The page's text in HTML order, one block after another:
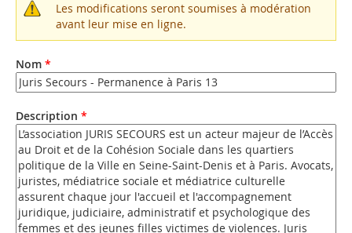
Message
d'avertissement
Les modifications seront soumises à modération
avant leur mise en ligne.
Nom *
Description *